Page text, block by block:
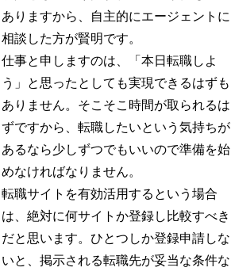
ありますから、自主的にエージェントに
相談した方が賢明です。
仕事と申しますのは、「本日転職しよ
う」と思ったとしても実現できるはずも
ありません。そこそこ時間が取られるは
ずですから、転職したいという気持ちが
あるなら少しずつでもいいので準備を始
めなければなりません。
転職サイトを有効活用するという場合
は、絶対に何サイトか登録し比較すべき
だと思います。ひとつしか登録申請しな
いと、掲示される転職先が妥当な条件な